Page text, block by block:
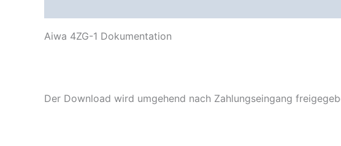
Aiwa 4ZG-1 Dokumentation
Der Download wird umgehend nach Zahlungseingang